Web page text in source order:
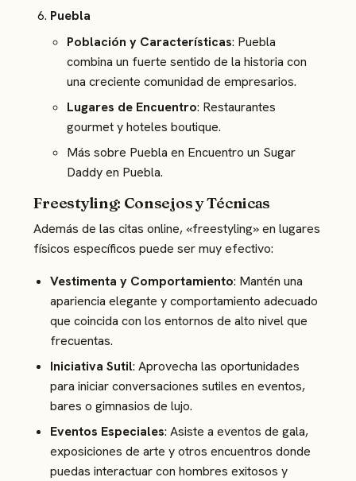
Puebla
Población y Características: Puebla
combina un fuerte sentido de la historia con
una creciente comunidad de empresarios.
Lugares de Encuentro: Restaurantes
gourmet y hoteles boutique.
Más sobre Puebla en Encuentro un Sugar
Daddy en Puebla.
Freestyling: Consejos y Técnicas
Además de las citas online, «freestyling» en lugares
físicos específicos puede ser muy efectivo:
Vestimenta y Comportamiento: Mantén una
apariencia elegante y comportamiento adecuado
que coincida con los entornos de alto nivel que
frecuentas.
Iniciativa Sutil: Aprovecha las oportunidades
para iniciar conversaciones sutiles en eventos,
bares o gimnasios de lujo.
Eventos Especiales: Asiste a eventos de gala,
exposiciones de arte y otros encuentros donde
puedas interactuar con hombres exitosos y